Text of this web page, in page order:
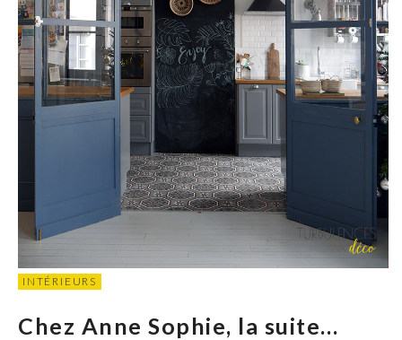
INTÉRIEURS
Chez Anne Sophie, la suite…